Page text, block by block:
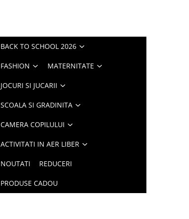
BACK TO SCHOOL 2026
FASHION MATERNITATE
JOCURI SI JUCARII
SCOALA SI GRADINITA
CAMERA COPILULUI
ACTIVITATI IN AER LIBER
NOUTATI REDUCERI
PRODUSE CADOU